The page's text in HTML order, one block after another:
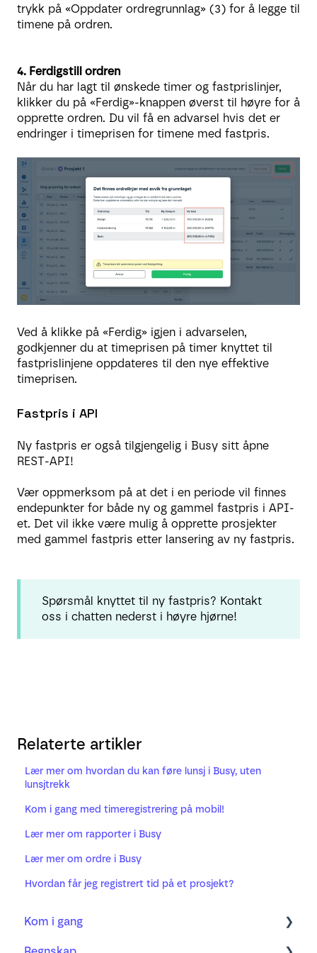
trykk på «Oppdater ordregrunnlag» (3) for å legge til
timene på ordren.
4. Ferdigstill ordren
Når du har lagt til ønskede timer og fastprislinjer,
klikker du på «Ferdig»-knappen øverst til høyre for å
opprette ordren. Du vil få en advarsel hvis det er
endringer i timeprisen for timene med fastpris.
Ved å klikke på «Ferdig» igjen i advarselen,
godkjenner du at timeprisen på timer knyttet til
fastprislinjene oppdateres til den nye effektive
timeprisen.
Fastpris i API
Ny fastpris er også tilgjengelig i Busy sitt åpne
REST-API!
Vær oppmerksom på at det i en periode vil finnes
endepunkter for både ny og gammel fastpris i API-
et. Det vil ikke være mulig å opprette prosjekter
med gammel fastpris etter lansering av ny fastpris.
Spørsmål knyttet til ny fastpris? Kontakt
oss i chatten nederst i høyre hjørne!
Relaterte artikler
Lær mer om hvordan du kan føre lunsj i Busy, uten
lunsjtrekk
Kom i gang med timeregistrering på mobil!
Lær mer om rapporter i Busy
Lær mer om ordre i Busy
Hvordan får jeg registrert tid på et prosjekt?
Kom i gang